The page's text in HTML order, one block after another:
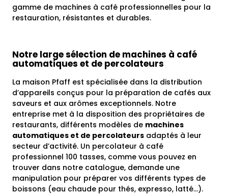
gamme de machines à café professionnelles pour la
restauration, résistantes et durables.
Notre large sélection de machines à café
automatiques et de percolateurs
La maison Pfaff est spécialisée dans la distribution
d’appareils conçus pour la préparation de cafés aux
saveurs et aux arômes exceptionnels. Notre
entreprise met à la disposition des propriétaires de
restaurants, différents modèles de machines
automatiques et de percolateurs adaptés à leur
secteur d’activité. Un percolateur à café
professionnel 100 tasses, comme vous pouvez en
trouver dans notre catalogue, demande une
manipulation pour préparer vos différents types de
boissons (eau chaude pour thés, expresso, latté…).